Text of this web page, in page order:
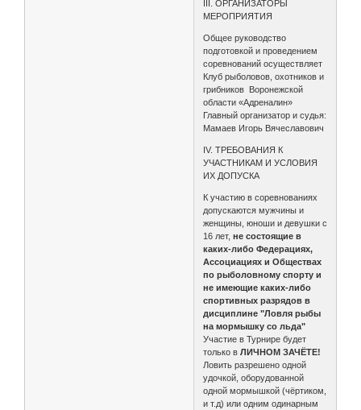
III. ОРГАНИЗАТОРЫ
МЕРОПРИЯТИЯ
Общее руководство
подготовкой и проведением
соревнований осуществляет
Клуб рыболовов, охотников и
грибников Воронежской
области «Адреналин»
Главный организатор и судья:
Мамаев Игорь Вячеславович
IV. ТРЕБОВАНИЯ К
УЧАСТНИКАМ И УСЛОВИЯ
ИХ ДОПУСКА
К участию в соревнованиях
допускаются мужчины и
женщины, юноши и девушки с
16 лет,не состоящие в
каких-либо Федерациях,
Ассоциациях и Обществах
по рыболовному спорту и
не имеющие каких-либо
спортивных разрядов в
дисциплине "Ловля рыбы
на мормышку со льда"
Участие в Турнире будет
только вЛИЧНОМ ЗАЧЁТЕ!
Ловить разрешено одной
удочкой, оборудованной
одной мормышкой (чёртиком,
и т.д) или одним одинарным